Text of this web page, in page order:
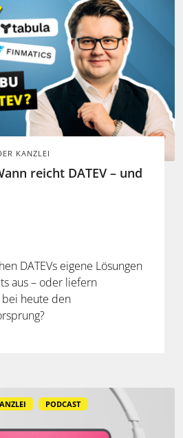
KANZLEI
reicht DATEV – und
DATEVs eigene Lösungen
aus – oder liefern
heute den
PODCAST